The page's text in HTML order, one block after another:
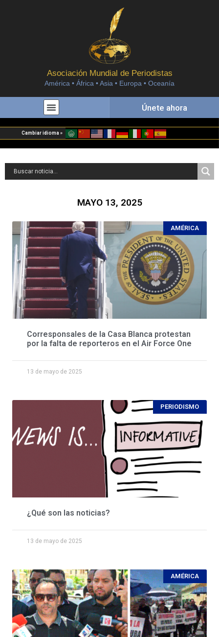
Asociación Mundial de Periodistas
América • África • Asia • Europa • Oceanía
Únete ahora
Cambiar idioma »
MAYO 13, 2025
AMÉRICA
Corresponsales de la Casa Blanca protestan
por la falta de reporteros en el Air Force One
13 de mayo de 2025
PERIODISMO
¿Qué son las noticias?
13 de mayo de 2025
AMÉRICA